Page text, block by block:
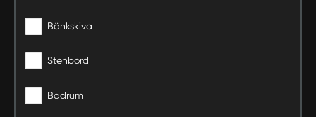
Bänkskiva
Stenbord
Badrum